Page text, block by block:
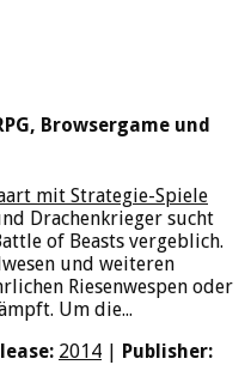
Browsergame und
Drachenkrieger sucht
of Beasts vergeblich.
und weiteren
Riesenwespen oder
Um die...
2014 | Publisher: